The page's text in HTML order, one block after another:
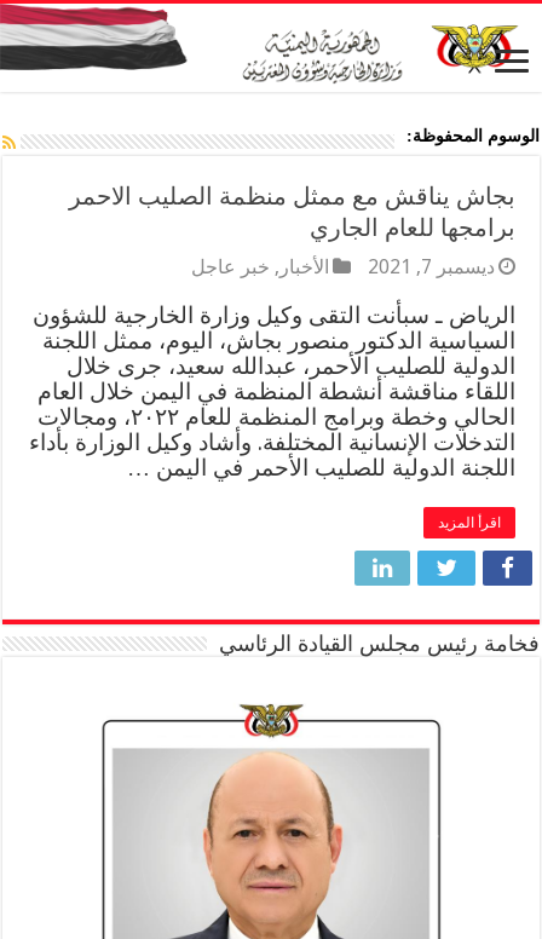
الوسوم المحفوظة:
بجاش يناقش مع ممثل منظمة الصليب الاحمر
برامجها للعام الجاري
ديسمبر 7, 2021 الأخبار , خبر عاجل
الرياض ـ سبأنت التقى وكيل وزارة الخارجية للشؤون
السياسية الدكتور منصور بجاش، اليوم، ممثل اللجنة
الدولية للصليب الأحمر، عبدالله سعيد، جرى خلال
اللقاء مناقشة أنشطة المنظمة في اليمن خلال العام
الحالي وخطة وبرامج المنظمة للعام ٢٠٢٢، ومجالات
التدخلات الإنسانية المختلفة. وأشاد وكيل الوزارة بأداء
اللجنة الدولية للصليب الأحمر في اليمن …
اقرأ المزيد
فخامة رئيس مجلس القيادة الرئاسي